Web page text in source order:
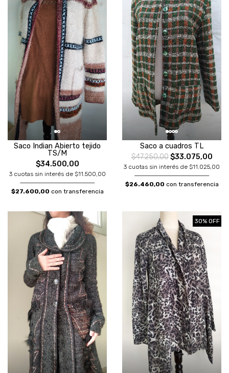
Saco Indian Abierto tejido
TS/M
$34.500,00
3 cuotas sin interés de $11.500,00
$27.600,00 con transferencia
Saco a cuadros TL
$47.250,00$33.075,00
3 cuotas sin interés de $11.025,00
$26.460,00 con transferencia
30% OFF